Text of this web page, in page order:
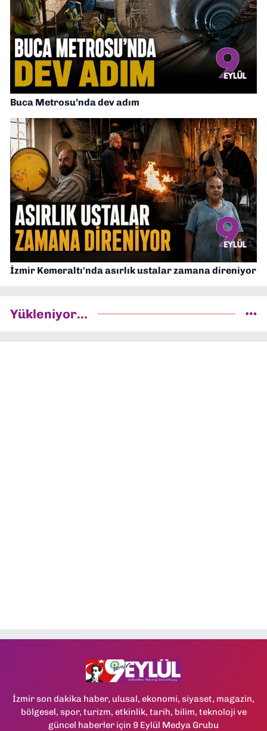
Buca Metrosu’nda dev adım
İzmir Kemeraltı'nda asırlık ustalar zamana direniyor
Yükleniyor...
İzmir son dakika haber, ulusal, ekonomi, siyaset, magazin,
bölgesel, spor, turizm, etkinlik, tarih, bilim, teknoloji ve
güncel haberler için 9 Eylül Medya Grubu